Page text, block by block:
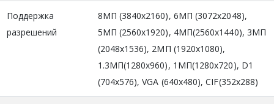
Поддержка
разрешений
8МП (3840x2160), 6MП (3072x2048),
5MП (2560x1920), 4МП(2560х1440), 3MП
(2048x1536), 2МП (1920x1080),
1.3MП(1280x960), 1МП(1280x720), D1
(704x576), VGA (640x480), CIF(352x288)